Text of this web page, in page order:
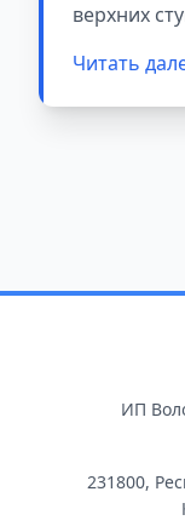
верхних
возрастов
Читать
ИП
231800,